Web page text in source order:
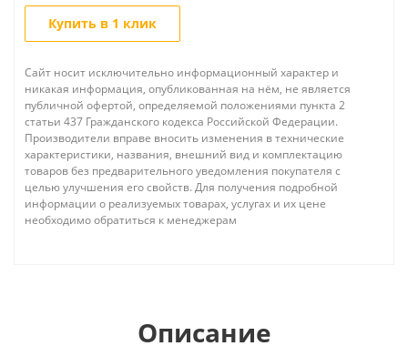
Купить в 1 клик
Сайт носит исключительно информационный характер и
никакая информация, опубликованная на нём, не является
публичной офертой, определяемой положениями пункта 2
статьи 437 Гражданского кодекса Российской Федерации.
Производители вправе вносить изменения в технические
характеристики, названия, внешний вид и комплектацию
товаров без предварительного уведомления покупателя с
целью улучшения его свойств. Для получения подробной
информации о реализуемых товарах, услугах и их цене
необходимо обратиться к менеджерам
Описание